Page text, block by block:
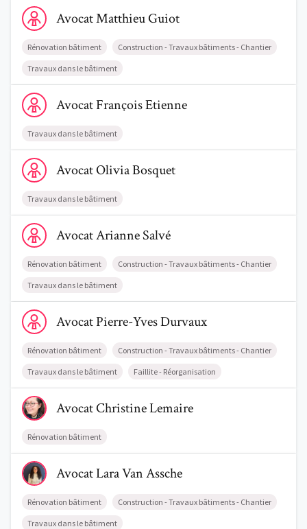
Voir le profil de AvocatMatthieu Guiot
AvocatMatthieuGuiot
Rénovation bâtiment Construction - Travaux bâtiments - Chantier
Travaux dans le bâtiment
Voir le profil de AvocatFrançois Etienne
AvocatFrançoisEtienne
Travaux dans le bâtiment
Voir le profil de AvocatOlivia Bosquet
AvocatOliviaBosquet
Travaux dans le bâtiment
Voir le profil de AvocatArianne Salvé
AvocatArianneSalvé
Rénovation bâtiment Construction - Travaux bâtiments - Chantier
Travaux dans le bâtiment
Voir le profil de AvocatPierre-Yves Durvaux
AvocatPierre-YvesDurvaux
Rénovation bâtiment Construction - Travaux bâtiments - Chantier
Travaux dans le bâtiment Faillite - Réorganisation
Voir le profil de AvocatChristine Lemaire
AvocatChristineLemaire
Rénovation bâtiment
Voir le profil de AvocatLara Van Assche
AvocatLaraVan Assche
Rénovation bâtiment Construction - Travaux bâtiments - Chantier
Travaux dans le bâtiment